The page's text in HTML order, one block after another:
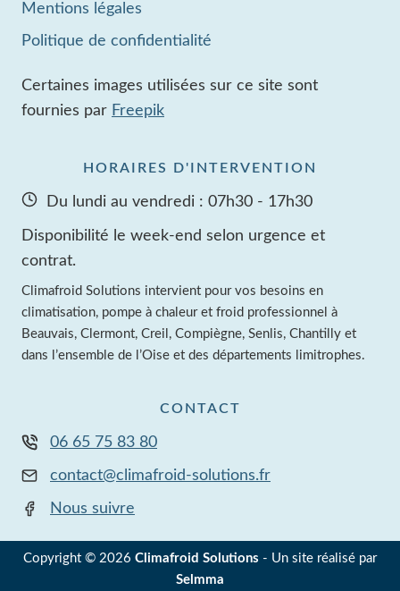
Mentions légales
Politique de confidentialité
Certaines images utilisées sur ce site sont
fournies par Freepik
HORAIRES D'INTERVENTION
Du lundi au vendredi : 07h30 - 17h30
Disponibilité le week-end selon urgence et
contrat.
Climafroid Solutions intervient pour vos besoins en
climatisation, pompe à chaleur et froid professionnel à
Beauvais, Clermont, Creil, Compiègne, Senlis, Chantilly et
dans l’ensemble de l’Oise et des départements limitrophes.
CONTACT
06 65 75 83 80
contact@climafroid-solutions.fr
Nous suivre
Copyright © 2026 Climafroid Solutions - Un site réalisé par
Selmma